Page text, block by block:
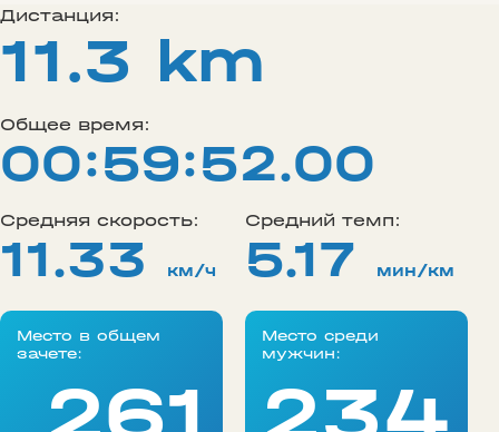
Дистанция:
11.3 km
Общее время:
00:59:52.00
Средняя скорость:
11.33 км/ч
Средний темп:
5.17 мин/км
Место в общем
зачете:
Место среди
мужчин: